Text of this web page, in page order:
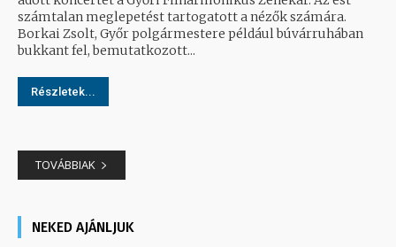
számtalan meglepetést tartogatott a nézők számára.
Borkai Zsolt, Győr polgármestere például búvárruhában
bukkant fel, bemutatkozott...
Részletek...
TOVÁBBIAK
NEKED AJÁNLJUK